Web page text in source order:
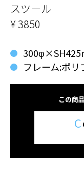
スツール
¥ 3850
フレーム:ポ
この商
C